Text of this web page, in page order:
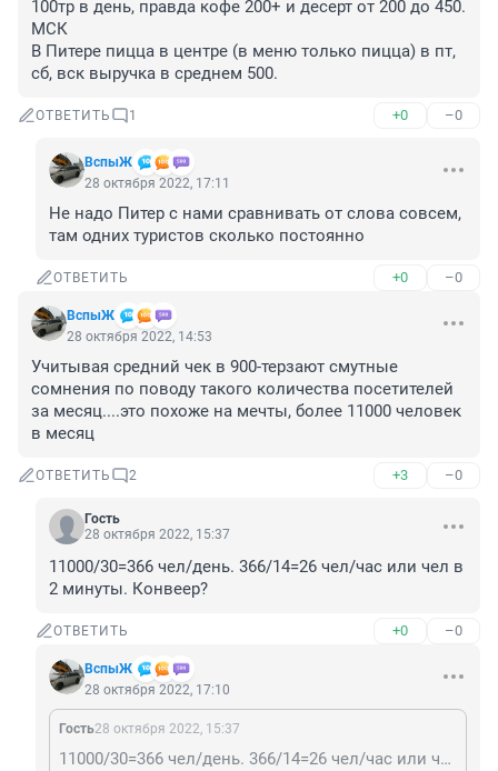
100тр в день, правда кофе 200+ и десерт от 200 до 450.
МСК
В Питере пицца в центре (в меню только пицца) в пт,
сб, вск выручка в среднем 500.
ОТВЕТИТЬ 1 +0 –0
ВспыЖ
28 октября 2022, 17:11
Не надо Питер с нами сравнивать от слова совсем,
там одних туристов сколько постоянно
ОТВЕТИТЬ +0 –0
ВспыЖ
28 октября 2022, 14:53
Учитывая средний чек в 900-терзают смутные
сомнения по поводу такого количества посетителей
за месяц....это похоже на мечты, более 11000 человек
в месяц
ОТВЕТИТЬ 2 +3 –0
Гость
28 октября 2022, 15:37
11000/30=366 чел/день. 366/14=26 чел/час или чел в
2 минуты. Конвеер?
ОТВЕТИТЬ +0 –0
ВспыЖ
28 октября 2022, 17:10
Гость28 октября 2022, 15:37
11000/30=366 чел/день. 366/14=26 чел/час или чел в 2 минуты. Конвеер?